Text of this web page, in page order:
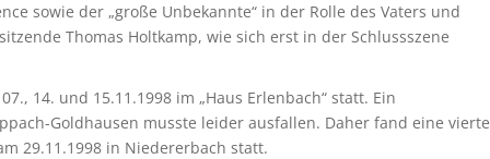
sowie der „große Unbekannte“ in der Rolle des Vaters und
Thomas Holtkamp, wie sich erst in der Schlussszene
14. und 15.11.1998 im „Haus Erlenbach“ statt. Ein
Goldhausen musste leider ausfallen. Daher fand eine vierte
29.11.1998 in Niedererbach statt.